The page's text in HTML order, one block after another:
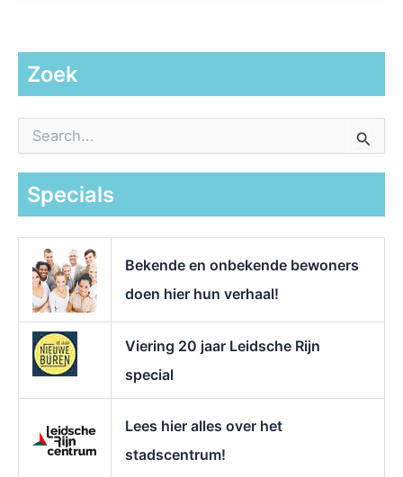
Zoek
a
Specials
Bekende en onbekende bewoners
doen hier hun verhaal!
Viering 20 jaar Leidsche Rijn
special
Lees hier alles over het
stadscentrum!